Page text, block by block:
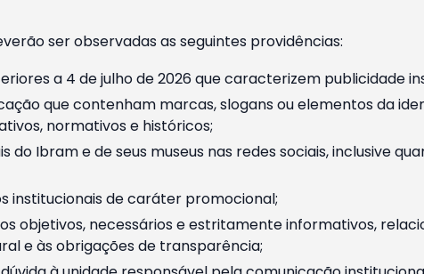
ser observadas as seguintes providências:
a 4 de julho de 2026 que caracterizem publicidade
que contenham marcas, slogans ou elementos da
normativos e históricos;
Ibram e de seus museus nas redes sociais, inclusive
institucionais de caráter promocional;
objetivos, necessários e estritamente informativos,
e às obrigações de transparência;